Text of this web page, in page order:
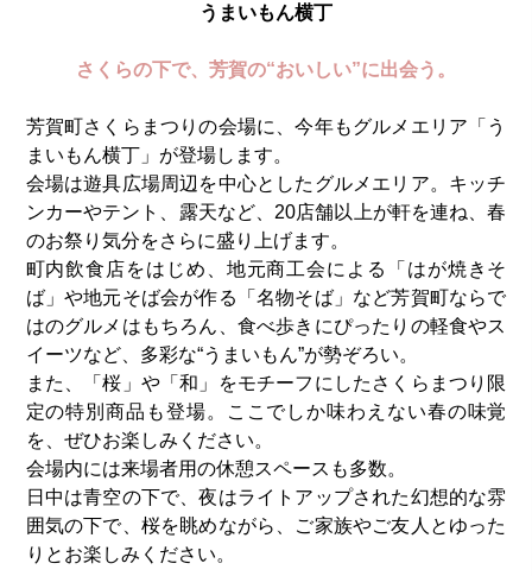
うまいもん横丁
さくらの下で、芳賀の“おいしい”に出会う。
芳賀町さくらまつりの会場に、今年もグルメエリア「う
まいもん横丁」が登場します。
会場は遊具広場周辺を中心としたグルメエリア。キッチ
ンカーやテント、露天など、20店舗以上が軒を連ね、春
のお祭り気分をさらに盛り上げます。
町内飲食店をはじめ、地元商工会による「はが焼きそ
ば」や地元そば会が作る「名物そば」など芳賀町ならで
はのグルメはもちろん、食べ歩きにぴったりの軽食やス
イーツなど、多彩な“うまいもん”が勢ぞろい。
また、「桜」や「和」をモチーフにしたさくらまつり限
定の特別商品も登場。ここでしか味わえない春の味覚
を、ぜひお楽しみください。
会場内には来場者用の休憩スペースも多数。
日中は青空の下で、夜はライトアップされた幻想的な雰
囲気の下で、桜を眺めながら、ご家族やご友人とゆった
りとお楽しみください。